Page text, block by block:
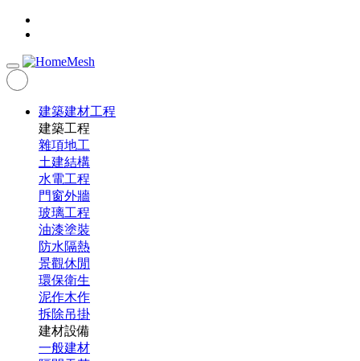
建築建材工程
建築工程
雜項地工
土建結構
水電工程
門窗外牆
玻璃工程
油漆塗裝
防水隔熱
景觀休閒
環保衛生
泥作木作
拆除吊掛
建材設備
一般建材